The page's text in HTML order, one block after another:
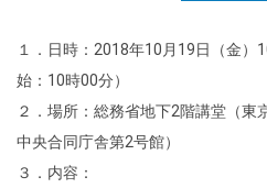
１．日時：2018年10月19日（金）
始：10時00分）
２．場所：総務省地下2階講堂（
中央合同庁舎第2号館）
３．内容：